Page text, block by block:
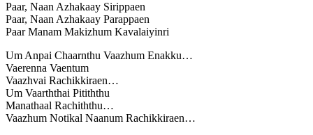
Paar, Naan Azhakaay Sirippaen
Paar, Naan Azhakaay Parappaen
Paar Manam Makizhum Kavalaiyinri
Um Anpai Chaarnthu Vaazhum Enakku…
Vaerenna Vaentum
Vaazhvai Rachikkiraen…
Um Vaarththai Pitiththu
Manathaal Rachiththu…
Vaazhum Notikal Naanum Rachikkiraen…